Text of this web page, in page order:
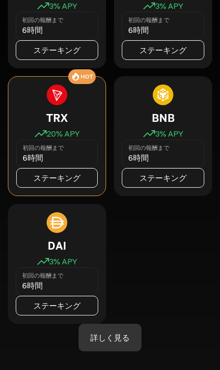
3% APY
初回の報酬まで
6時間
ステーキング
3% APY
初回の報酬まで
6時間
ステーキング
HOT
TRX
20% APY
初回の報酬まで
6時間
ステーキング
BNB
3% APY
初回の報酬まで
6時間
ステーキング
DAI
3% APY
初回の報酬まで
6時間
ステーキング
詳しく見る